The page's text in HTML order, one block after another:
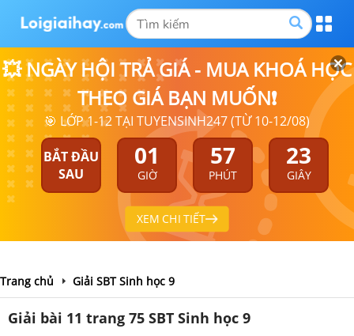
💥 NGÀY HỘI TRẢ GIÁ - MUA KHOÁ HỌC
THEO GIÁ BẠN MUỐN❗
🎯 LỚP 1-12 TẠI TUYENSINH247 (TỪ 10-12/08)
BẮT ĐẦU
SAU
01
GIỜ
57
PHÚT
22
GIÂY
XEM CHI TIẾT
Trang chủ Giải SBT Sinh học 9
Giải bài 11 trang 75 SBT Sinh học 9